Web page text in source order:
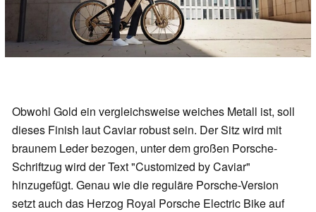
Obwohl Gold ein vergleichsweise weiches Metall ist, soll
dieses Finish laut Caviar robust sein. Der Sitz wird mit
braunem Leder bezogen, unter dem großen Porsche-
Schriftzug wird der Text "Customized by Caviar"
hinzugefügt. Genau wie die reguläre Porsche-Version
setzt auch das Herzog Royal Porsche Electric Bike auf